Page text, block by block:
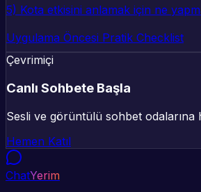
5) Kota etkisini anlamak için ne
Uygulama Öncesi Pratik Checklist
Çevrimiçi
Canlı Sohbete Başla
Sesli ve görüntülü sohbet odalarına
Hemen Katıl
ChatYerim